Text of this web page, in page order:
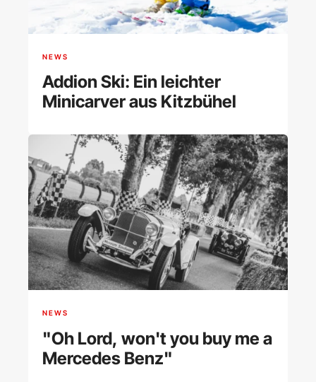
NEWS
Addion Ski: Ein leichter
Minicarver aus Kitzbühel
NEWS
"Oh Lord, won't you buy me a
Mercedes Benz"